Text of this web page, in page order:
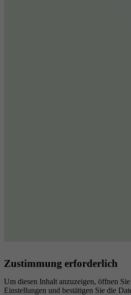
Zustimmung erforderlich
Um diesen Inhalt anzuzeigen, öffnen
Einstellungen und bestätigen Sie die